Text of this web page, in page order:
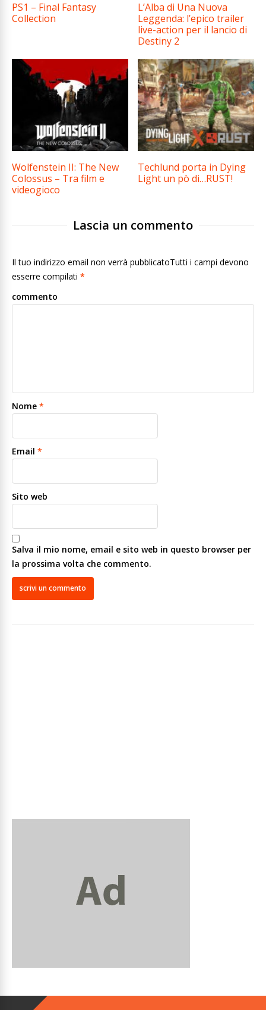
PS1 – Final Fantasy
Collection
L’Alba di Una Nuova
Leggenda: l’epico trailer
live-action per il lancio di
Destiny 2
Wolfenstein II: The New
Colossus – Tra film e
videogioco
Techlund porta in Dying
Light un pò di…RUST!
Lascia un commento
Il tuo indirizzo email non verrà pubblicatoTutti i campi devono
esserre compilati *
commento
Nome *
Email *
Sito web
Salva il mio nome, email e sito web in questo browser per
la prossima volta che commento.